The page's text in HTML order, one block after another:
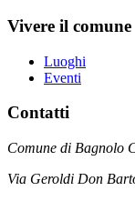
Vivere il comune
Luoghi
Eventi
Contatti
Comune di Bagnolo
Via Geroldi Don